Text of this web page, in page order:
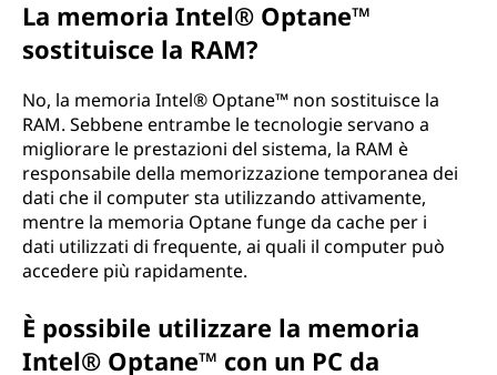
La memoria Intel® Optane™
sostituisce la RAM?
No, la memoria Intel® Optane™ non sostituisce la
RAM. Sebbene entrambe le tecnologie servano a
migliorare le prestazioni del sistema, la RAM è
responsabile della memorizzazione temporanea dei
dati che il computer sta utilizzando attivamente,
mentre la memoria Optane funge da cache per i
dati utilizzati di frequente, ai quali il computer può
accedere più rapidamente.
È possibile utilizzare la memoria
Intel® Optane™ con un PC da